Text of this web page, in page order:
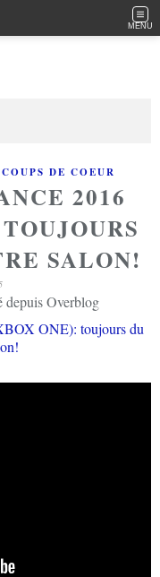
MENU
DE COEUR
2016
SALON!
depuis Overblog